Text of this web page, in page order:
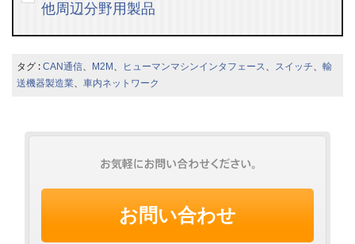
他周辺分野用製品
タグ :CAN通信、 M2M 、 ヒューマンマシンインタフェース、 スイッチ、輸
送機器製造業、車内ネットワーク
お問い合わせ